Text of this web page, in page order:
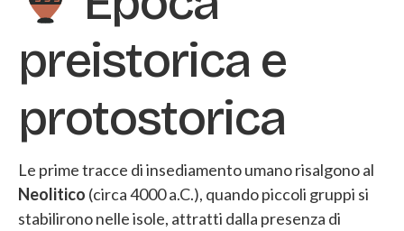
preistorica e
protostorica
Le prime tracce di insediamento umano risalgono al
Neolitico (circa 4000 a.C.), quando piccoli gruppi si
stabilirono nelle isole, attratti dalla presenza di